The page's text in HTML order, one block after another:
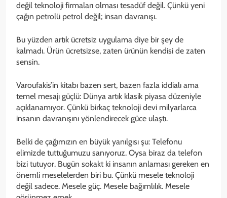
değil teknoloji firmaları olması tesadüf değil. Çünkü yeni
çağın petrolü petrol değil; insan davranışı.
Bu yüzden artık ücretsiz uygulama diye bir şey de
kalmadı. Ürün ücretsizse, zaten ürünün kendisi de zaten
sensin.
Varoufakis’in kitabı bazen sert, bazen fazla iddialı ama
temel mesajı güçlü: Dünya artık klasik piyasa düzeniyle
açıklanamıyor. Çünkü birkaç teknoloji devi milyarlarca
insanın davranışını yönlendirecek güce ulaştı.
Belki de çağımızın en büyük yanılgısı şu: Telefonu
elimizde tuttuğumuzu sanıyoruz. Oysa biraz da telefon
bizi tutuyor. Bugün sokakt ki insanın anlaması gereken en
önemli meselelerden biri bu. Çünkü mesele teknoloji
değil sadece. Mesele güç. Mesele bağımlılık. Mesele